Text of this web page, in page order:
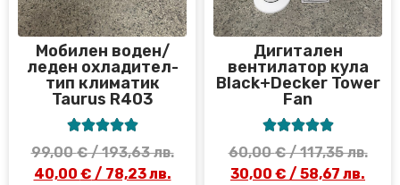
Мобилен воден/
леден охладител-
тип климатик
Taurus R403

99,00€/ 193,63 лв.
40,00 € / 78,23 лв.
Дигитален
вентилатор кула
Black+Decker Tower
Fan

60,00€/ 117,35 лв.
30,00 € / 58,67 лв.